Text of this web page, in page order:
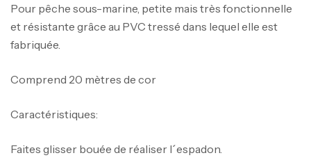
Pour pêche sous-marine, petite mais très fonctionnelle
et résistante grâce au PVC tressé dans lequel elle est
fabriquée.
Comprend 20 mètres de cor
Caractéristiques:
Faites glisser bouée de réaliser l´espadon.